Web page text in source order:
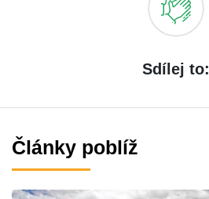
Sdílej to:
Články poblíž